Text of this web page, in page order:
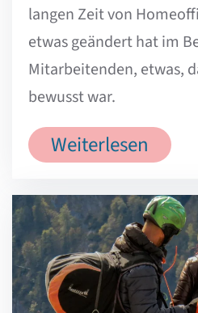
langen Zeit von
etwas geändert hat im
Mitarbeitenden, etwas,
bewusst war.
Weiterlesen